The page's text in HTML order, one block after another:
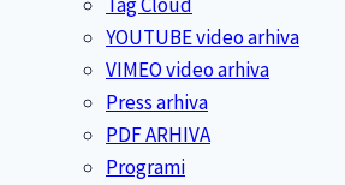
YOUTUBE video arhiva
VIMEO video arhiva
Press arhiva
PDF ARHIVA
Programi